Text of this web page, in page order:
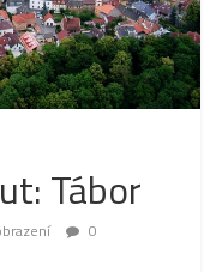
Tábor
0